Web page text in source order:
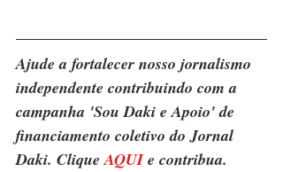
Ajude a fortalecer nosso jornalismo
independente contribuindo com a
campanha 'Sou Daki e Apoio' de
financiamento coletivo do Jornal
Daki. Clique AQUI e contribua.